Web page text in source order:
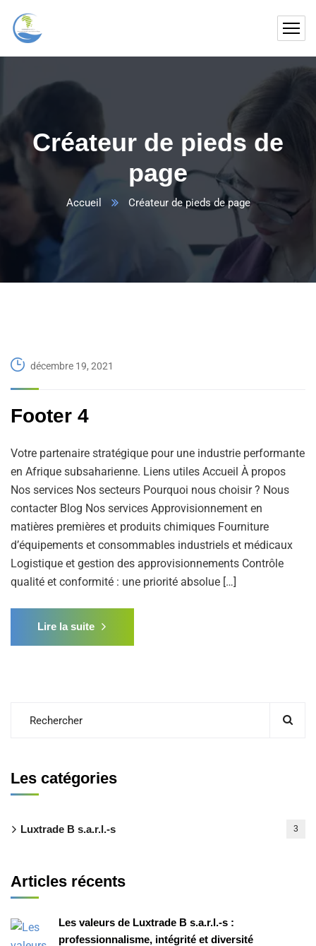
Créateur de pieds de
page
Accueil Créateur de pieds de page
décembre 19, 2021
Footer 4
Votre partenaire stratégique pour une industrie performante
en Afrique subsaharienne. Liens utiles Accueil À propos
Nos services Nos secteurs Pourquoi nous choisir ? Nous
contacter Blog Nos services Approvisionnement en
matières premières et produits chimiques Fourniture
d’équipements et consommables industriels et médicaux
Logistique et gestion des approvisionnements Contrôle
qualité et conformité : une priorité absolue […]
Lire la suite
Les catégories
Luxtrade B s.a.r.l.-s 3
Articles récents
Les valeurs de Luxtrade B s.a.r.l.-s :
professionnalisme, intégrité et diversité